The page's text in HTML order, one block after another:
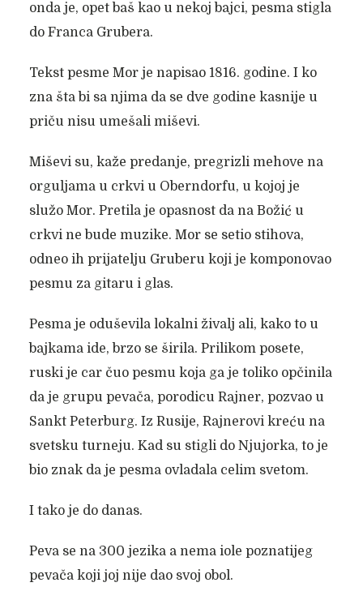
onda je, opet baš kao u nekoj bajci, pesma stigla
do Franca Grubera.
Tekst pesme Mor je napisao 1816. godine. I ko
zna šta bi sa njima da se dve godine kasnije u
priču nisu umešali miševi.
Miševi su, kaže predanje, pregrizli mehove na
orguljama u crkvi u Oberndorfu, u kojoj je
služo Mor. Pretila je opasnost da na Božić u
crkvi ne bude muzike. Mor se setio stihova,
odneo ih prijatelju Gruberu koji je komponovao
pesmu za gitaru i glas.
Pesma je oduševila lokalni živalj ali, kako to u
bajkama ide, brzo se širila. Prilikom posete,
ruski je car čuo pesmu koja ga je toliko opčinila
da je grupu pevača, porodicu Rajner, pozvao u
Sankt Peterburg. Iz Rusije, Rajnerovi kreću na
svetsku turneju. Kad su stigli do Njujorka, to je
bio znak da je pesma ovladala celim svetom.
I tako je do danas.
Peva se na 300 jezika a nema iole poznatijeg
pevača koji joj nije dao svoj obol.